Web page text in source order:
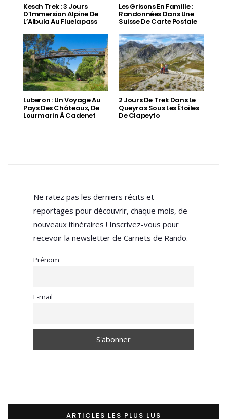
Kesch Trek : 3 Jours
D’Immersion Alpine De
L’Albula Au Fluelapass
Les Grisons En Famille :
Randonnées Dans Une
Suisse De Carte Postale
Luberon : Un Voyage Au
Pays Des Châteaux, De
Lourmarin À Cadenet
2 Jours De Trek Dans Le
Queyras Sous Les Étoiles
De Clapeyto
Ne ratez pas les derniers récits et
reportages pour découvrir, chaque mois, de
nouveaux itinéraires ! Inscrivez-vous pour
recevoir la newsletter de Carnets de Rando.
Prénom
E-mail
ARTICLES LES PLUS LUS